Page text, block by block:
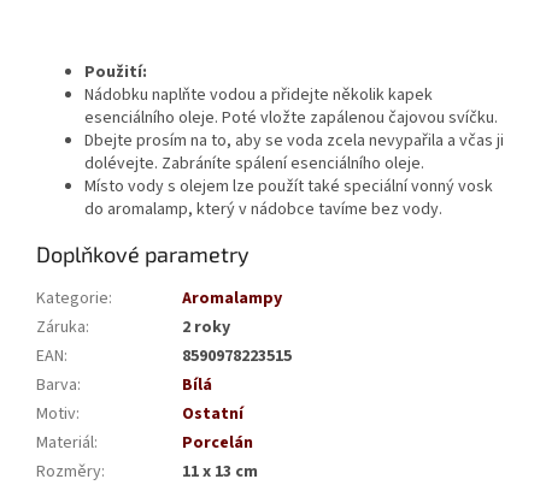
Použití:
Nádobku naplňte vodou a přidejte několik kapek
esenciálního oleje. Poté vložte zapálenou čajovou svíčku.
Dbejte prosím na to, aby se voda zcela nevypařila a včas ji
dolévejte. Zabráníte spálení esenciálního oleje.
Místo vody s olejem lze použít také speciální vonný vosk
do aromalamp, který v nádobce tavíme bez vody.
Doplňkové parametry
Kategorie:
Aromalampy
Záruka:
2 roky
EAN:
8590978223515
Barva:
Bílá
Motiv:
Ostatní
Materiál:
Porcelán
Rozměry:
11 x 13 cm